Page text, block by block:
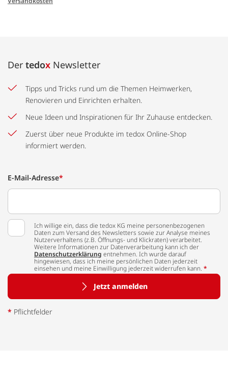
Der tedox Newsletter
Tipps und Tricks rund um die Themen Heimwerken,
Renovieren und Einrichten erhalten.
Neue Ideen und Inspirationen für Ihr Zuhause entdecken.
Zuerst über neue Produkte im tedox Online-Shop
informiert werden.
E-Mail-Adresse*
Ich willige ein, dass die tedox KG meine personenbezogenen
Daten zum Versand des Newsletters sowie zur Analyse meines
Nutzerverhaltens (z.B. Öffnungs- und Klickraten) verarbeitet.
Weitere Informationen zur Datenverarbeitung kann ich der
Datenschutzerklärung entnehmen. Ich wurde darauf
hingewiesen, dass ich meine persönlichen Daten jederzeit
einsehen und meine Einwilligung jederzeit widerrufen kann. *
Jetzt anmelden
* Pflichtfelder